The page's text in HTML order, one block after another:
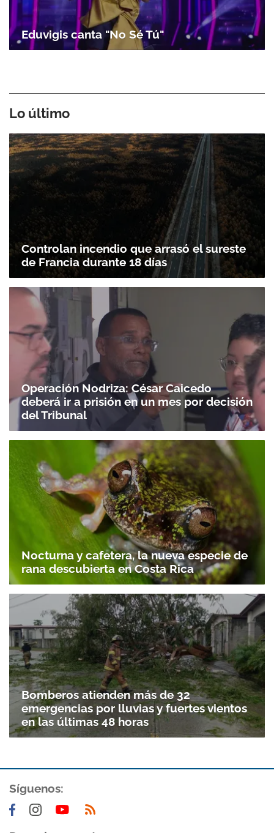
Eduvigis canta "No Sé Tú"
Lo último
Controlan incendio que arrasó el sureste
de Francia durante 18 días
Operación Nodriza: César Caicedo
deberá ir a prisión en un mes por decisión
del Tribunal
Nocturna y cafetera, la nueva especie de
rana descubierta en Costa Rica
Bomberos atienden más de 32
emergencias por lluvias y fuertes vientos
en las últimas 48 horas
Síguenos: